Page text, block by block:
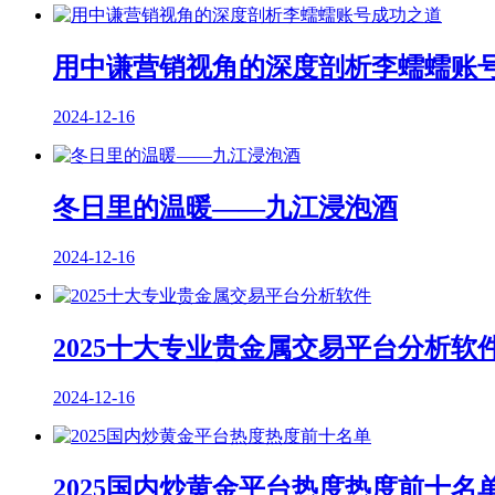
用中谦营销视角的深度剖析李蠕蠕账
2024-12-16
冬日里的温暖——九江浸泡酒
2024-12-16
2025十大专业贵金属交易平台分析软
2024-12-16
2025国内炒黄金平台热度热度前十名